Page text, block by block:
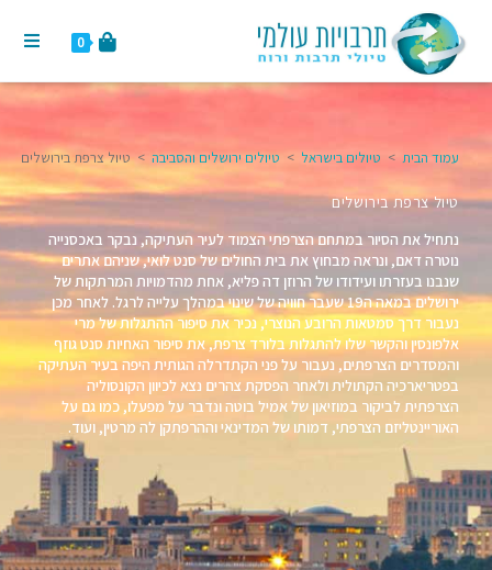
0
עמוד הבית > טיולים בישראל > טיולים ירושלים והסביבה > טיול צרפת בירושלים
טיול צרפת בירושלים
נתחיל את הסיור במתחם הצרפתי הצמוד לעיר העתיקה, נבקר באכסנייה
נוטרה דאם, ונראה מבחוץ את בית החולים של סנט לואי, שניהם אתרים
שנבנו בעזרתו ועידודו של הרוזן דה פליא, אחת מהדמויות המרתקות של
ירושלים במאה ה19 שעבר חוויה של שינוי במהלך עלייה לרגל. לאחר מכן
נעבור דרך סמטאות הרובע הנוצרי, נכיר את סיפור ההתגלות של מרי
אלפונסין והקשר שלו להתגלות בלורד צרפת, את סיפור האחיות סנט גוזף
והמסדרים הצרפתים, נעבור על פני הקתדרלה הגותית היפה בעיר העתיקה
בפטריארכיה הקתולית ולאחר הפסקת צהרים נצא לכיוון הקונסוליה
הצרפתית לביקור במוזיאון של אמיל בוטה ונדבר על מפעלו, כמו גם על
האוריינטליזם הצרפתי, דמותו של המדינאי וההרפתקן לה מרטין, ועוד.